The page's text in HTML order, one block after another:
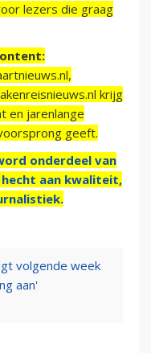
lezers die graag
krijg
en jarenlange
geeft.
onderdeel van
hecht aan kwaliteit,
volgende week
aan'